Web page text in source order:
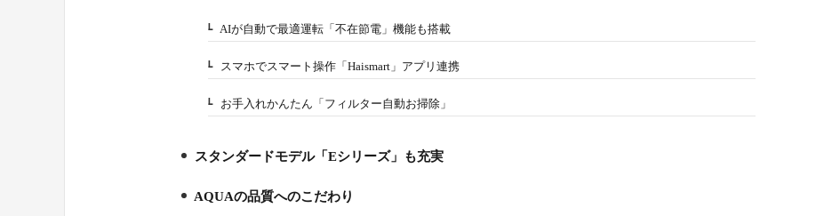
3-1.AIが自動で最適運転「不在節電」機能も搭載
3-2.スマホでスマート操作「Haismart」アプリ連携
3-3.お手入れかんたん「フィルター自動お掃除」
4.
スタンダードモデル「Eシリーズ」も充実
5.
AQUAの品質へのこだわり